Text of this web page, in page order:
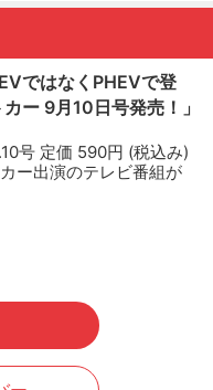
ではなくPHEVで登
ー 9月10日号発売！」
号 定価 590円 (税込み)
ー出演のテレビ番組が